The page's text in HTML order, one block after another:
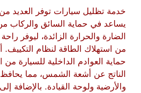
خدمة تظليل سيارات توفر العديد من
يساعد في حماية السائق
الضارة والحرارة الزائدة، ليوفر راحة
من استهلاك الطاقة لنظام
حماية العوادم الداخلية للسيارة من
الناتج عن أشعة الشمس، مما
والأرضية ولوحة القيادة. بالإضافة